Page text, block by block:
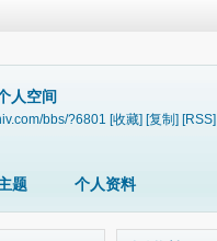
人空间
bbs/?6801 [收藏] [复制] [RSS]
题 个人资料